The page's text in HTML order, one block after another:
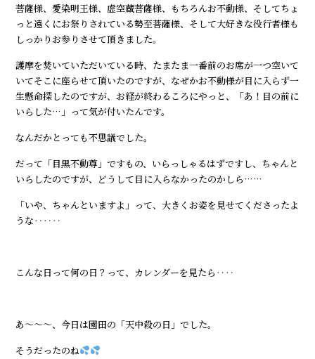
菩薩様、愛染明王様、虚空蔵菩薩様、もちろんお不動様、そしてちょ
っと遠くにお祭りされている勢至菩薩様、そして大好きな役行者様も
しっかりお参りさせて頂きました。
護摩を焚いていただいている時、たまたま一番前のお席が一つ空いて
いてそこに座らせて頂いたのですが、なぜかお不動様が目に入らず一
生懸命探したのですが、お経が終わるころにやっと、「あ！目の前に
いらした…」って気が付いたんです。
なんだかとっても不思議でした。
だって「目黒不動尊」ですもの、いらっしゃるはずですし、ちゃんと
いらしたのですが、どうして目に入らなかったのかしら……
「いや、ちゃんといますよ」って、大きくお姿を見せてくださったよ
うな‥‥‥
こんな日って何の日？って、カレンダーを見たら‥‥
あ～～～、今日は園田の「天中殺の日」でした。
そうだったのね